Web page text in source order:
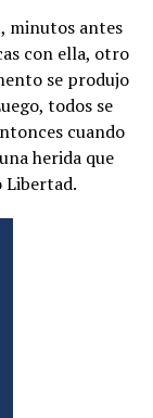
minutos antes
con ella, otro
se produjo
todos se
cuando
herida que
Libertad.